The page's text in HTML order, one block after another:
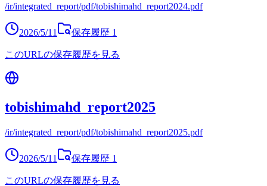
/ir/integrated_report/pdf/tobishimahd_report2024.pdf
2026/5/11 保存履歴 1
このURLの保存履歴を見る
tobishimahd_report2025
/ir/integrated_report/pdf/tobishimahd_report2025.pdf
2026/5/11 保存履歴 1
このURLの保存履歴を見る